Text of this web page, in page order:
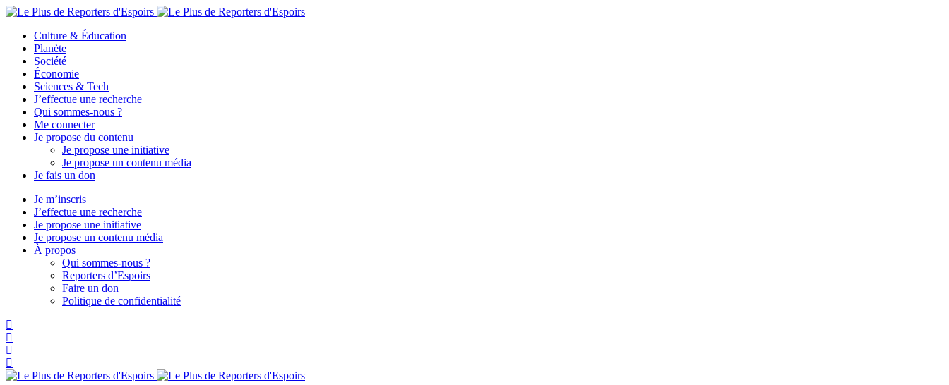
Culture & Éducation
Planète
Société
Économie
Sciences & Tech
J’effectue une recherche
Qui sommes-nous ?
Me connecter
Je propose du contenu
Je propose une initiative
Je propose un contenu média
Je fais un don
Je m’inscris
J’effectue une recherche
Je propose une initiative
Je propose un contenu média
À propos
Qui sommes-nous ?
Reporters d’Espoirs
Faire un don
Politique de confidentialité